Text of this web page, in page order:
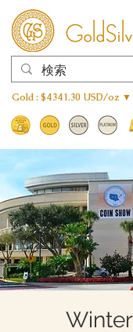
Gold : $4341.30 USD/oz ▼